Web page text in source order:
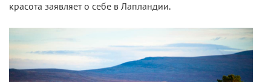
красота заявляет о себе в Лапландии.